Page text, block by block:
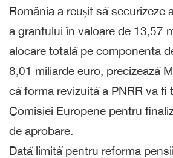
România a reușit să securizeze
a grantului în valoare de 13,57
alocare totală pe componenta
8,01 miliarde euro, precizează
că forma revizuită a PNRR va fi
Comisiei Europene pentru
de aprobare.
Dată limită pentru reforma